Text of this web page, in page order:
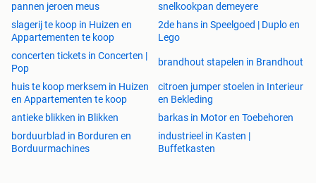
pannen jeroen meus
snelkookpan demeyere
slagerij te koop in Huizen en
Appartementen te koop
2de hans in Speelgoed | Duplo en
Lego
concerten tickets in Concerten |
Pop
brandhout stapelen in Brandhout
huis te koop merksem in Huizen
en Appartementen te koop
citroen jumper stoelen in Interieur
en Bekleding
antieke blikken in Blikken
barkas in Motor en Toebehoren
borduurblad in Borduren en
Borduurmachines
industrieel in Kasten |
Buffetkasten